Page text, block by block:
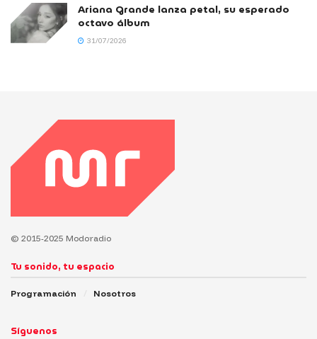
Ariana Grande lanza petal, su esperado
octavo álbum
31/07/2026
© 2015-2025 Modoradio
Tu sonido, tu espacio
Programación Nosotros
Síguenos